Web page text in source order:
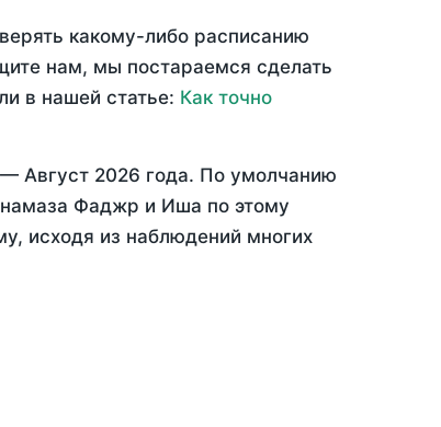
какому-либо расписанию
нам, мы постараемся сделать
в нашей статье: Как точно
— Август 2026 года. По умолчанию
намаза Фаджр и Иша по этому
исходя из наблюдений многих